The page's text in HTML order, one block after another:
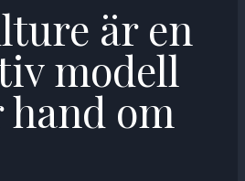
är en
modell
om